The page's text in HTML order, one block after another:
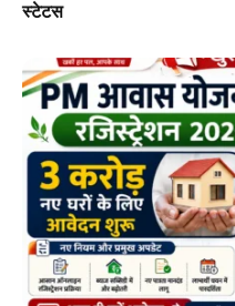
स्टेटस